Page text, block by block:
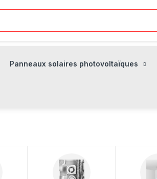
Panneaux solaires photovoltaïques